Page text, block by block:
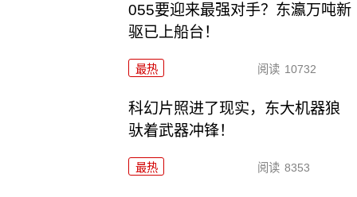
055要迎来最强对手？东瀛万吨新
驱已上船台！
最热 阅读 10732
科幻片照进了现实，东大机器狼
驮着武器冲锋！
最热 阅读 8353